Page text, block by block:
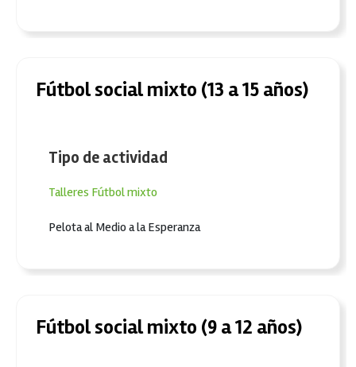
Fútbol social mixto (13 a 15 años)
Tipo de actividad
Talleres Fútbol mixto
Pelota al Medio a la Esperanza
Fútbol social mixto (9 a 12 años)